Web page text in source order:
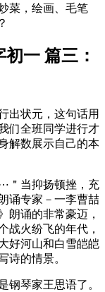
菜，绘画、毛笔
一 篇三：
状元，这句话用
们全班同学进行才
解数展示自己的本
当抑扬顿挫，充
诵专家－一李曹喆
朗诵的非常豪迈，
战火纷飞的年代，
好河山和白雪皑皑
诗的情景。
琴家王思语了。